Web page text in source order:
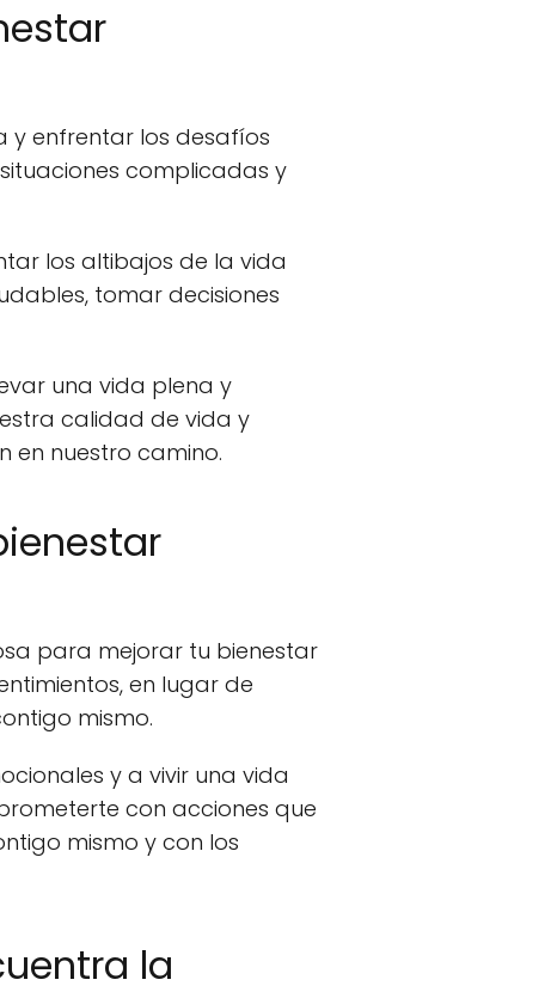
y enfrentar los desafíos
complicadas y
los altibajos de la vida
tomar decisiones
una vida plena y
calidad de vida y
nuestro camino.
para mejorar tu bienestar
en lugar de
mismo.
y a vivir una vida
con acciones que
mismo y con los
la